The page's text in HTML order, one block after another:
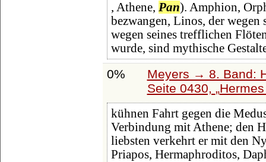
, Athene, Pan). Amphion,
bezwangen, Linos, der wegen
wegen seines trefflichen
wurde, sind mythische
0%
Meyers → 8. Band:
Seite 0430,
kühnen Fahrt gegen die
Verbindung mit Athene; den
liebsten verkehrt er mit den
Priapos, Hermaphroditos,